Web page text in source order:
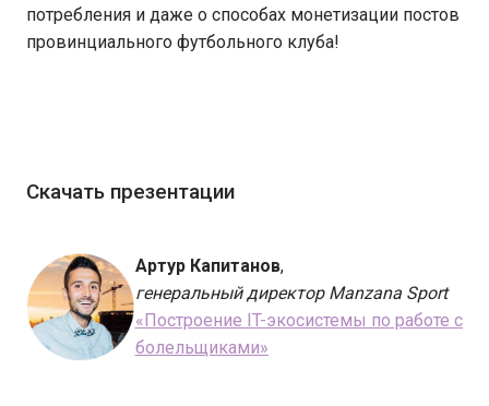
потребления и даже о способах монетизации постов
провинциального футбольного клуба!
Скачать презентации
Артур Капитанов,
генеральный директор Manzana Sport
«Построение IT-экосистемы по работе с
болельщиками»